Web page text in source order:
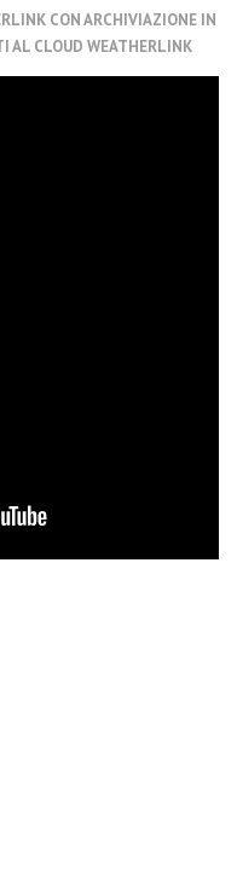
CON ARCHIVIAZIONE IN
AL CLOUD WEATHERLINK